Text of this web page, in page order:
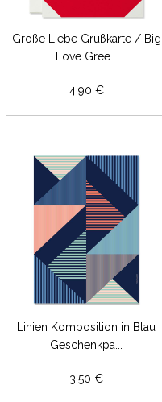
Große Liebe Grußkarte / Big
Love Gree...
4,90 €
Linien Komposition in Blau
Geschenkpa...
3,50 €